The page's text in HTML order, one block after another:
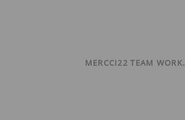
MERCCI22 TEAM WORK.